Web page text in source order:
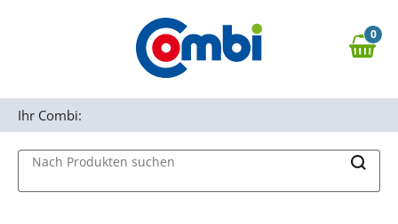
Zur Navigation springen
0,00 €
0
Nach Produkten suchen
Ihr Combi: